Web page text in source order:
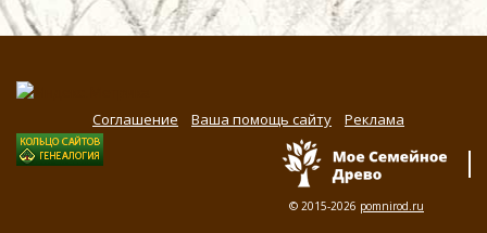
Соглашение Ваша помощь сайту Реклама
© 2015-2026 pomnirod.ru